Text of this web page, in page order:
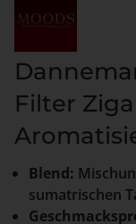
Filter
Blend:
sumatrischen